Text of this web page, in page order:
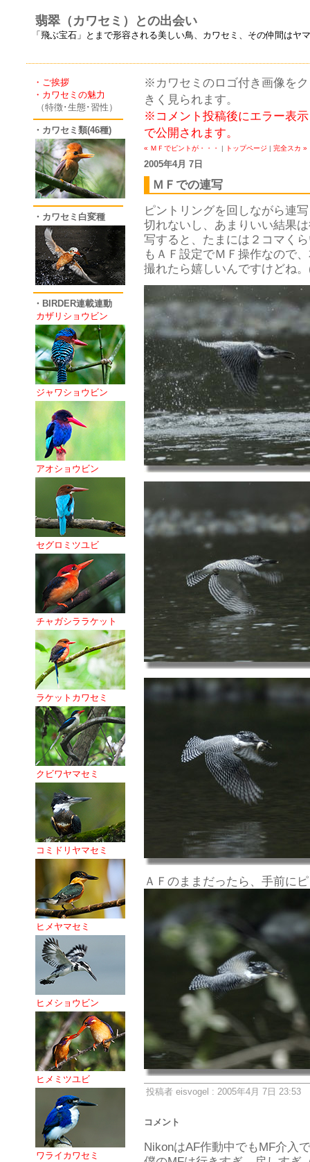
翡翠（カワセミ）との出会い
「飛ぶ宝石」とまで形容される美しい鳥、カワセミ、その仲間は
・ご挨拶
・カワセミの魅力
（特徴･生態･習性）
・カワセミ類(46種)
・カワセミ白変種
・BIRDER連載連動
カザリショウビン
ジャワショウビン
アオショウビン
セグロミツユビ
チャガシララケット
ラケットカワセミ
クビワヤマセミ
コミドリヤマセミ
ヒメヤマセミ
ヒメショウビン
ヒメミツユビ
ワライカワセミ
※カワセミのロゴ付き画像を
きく見られます。
※コメント投稿後にエラー表
で公開されます。
« ＭＦでピントが・・・ | トップページ | 完全スカ »
2005年4月 7日
ＭＦでの連写
ピントリングを回しながら連
切れないし、あまりいい結果
写すると、たまには２コマく
もＡＦ設定でＭＦ操作なので
撮れたら嬉しいんですけどね
ＡＦのままだったら、手前に
投稿者 eisvogel : 2005年4月 7日 23:53
コメント
NikonはAF作動中でもMF介入